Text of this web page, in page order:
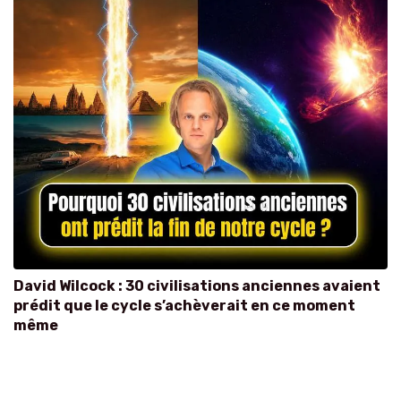
David Wilcock : 30 civilisations anciennes avaient
prédit que le cycle s’achèverait en ce moment
même